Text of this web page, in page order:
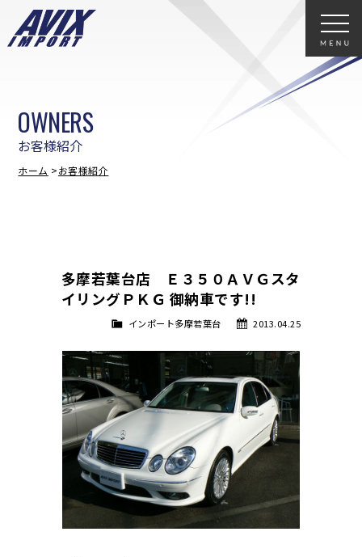
お客様紹介
OWNERS
ホーム お客様紹介
多摩若葉台店 Ｅ３５０ＡＶＧスタ
イリングＰＫＧ 御納車です!!
2013.04.25
インポート多摩若葉台